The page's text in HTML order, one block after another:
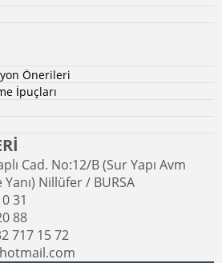
Önerileri
İpuçları
Cad. No:12/B (Sur Yapı Avm
Yanı) Nillüfer / BURSA
31
88
717 15 72